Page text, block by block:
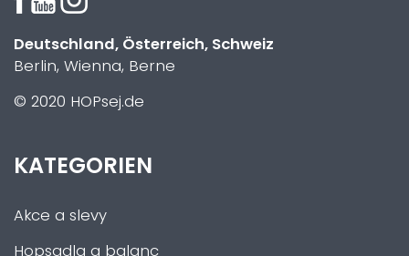
Deutschland, Österreich, Schweiz
Berlin, Wienna, Berne
© 2020 HOPsej.de
KATEGORIEN
Akce a slevy
Hopsadla a balanc